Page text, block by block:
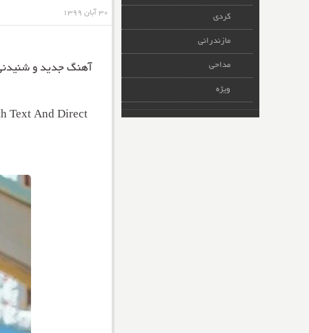
۳۰ آبان ۱۳۹۹
آهنگ جدید و
Text And Direct
کردی
مازندرانی
مداحی
ویژه